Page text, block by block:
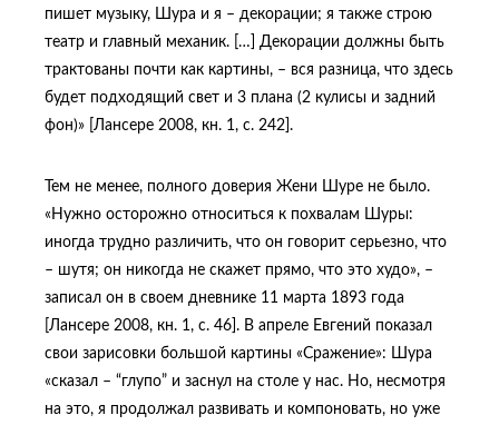
пишет музыку, Шура и я – декорации; я также строю
театр и главный механик. […] Декорации должны быть
трактованы почти как картины, – вся разница, что здесь
будет подходящий свет и 3 плана (2 кулисы и задний
фон)» [Лансере 2008, кн. 1, с. 242].
Тем не менее, полного доверия Жени Шуре не было.
«Нужно осторожно относиться к похвалам Шуры:
иногда трудно различить, что он говорит серьезно, что
– шутя; он никогда не скажет прямо, что это худо», –
записал он в своем дневнике 11 марта 1893 года
[Лансере 2008, кн. 1, с. 46]. В апреле Евгений показал
свои зарисовки большой картины «Сражение»: Шура
«сказал – “глупо” и заснул на столе у нас. Но, несмотря
на это, я продолжал развивать и компоновать, но уже